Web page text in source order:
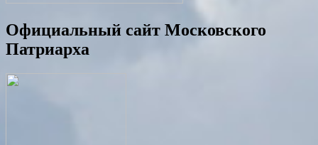
Официальный сайт Московского
Патриарха